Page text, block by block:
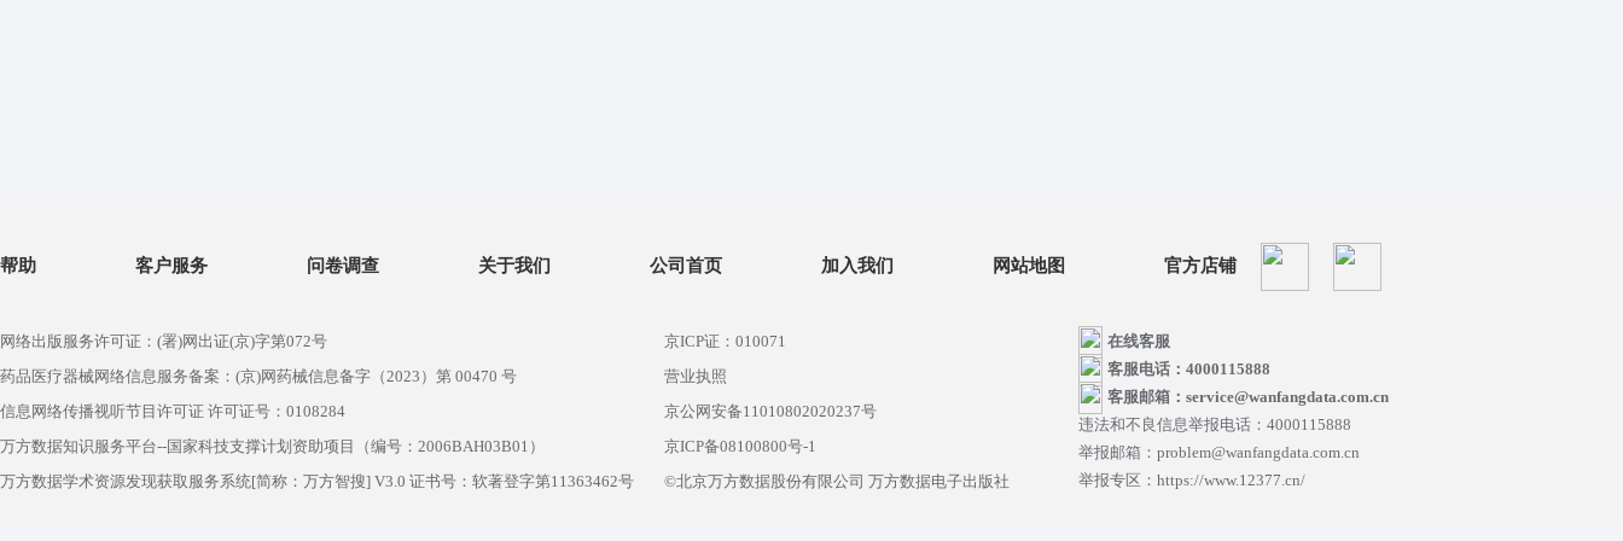
帮助 客户服务 问卷调查 关于我们 公司首页 加入我们 网站地图 官方店铺
网络出版服务许可证：(署)网出证(京)字第072号
药品医疗器械网络信息服务备案：(京)网药械信息备字（2023）第 00470 号
信息网络传播视听节目许可证 许可证号：0108284
万方数据知识服务平台--国家科技支撑计划资助项目（编号：2006BAH03B01）
万方数据学术资源发现获取服务系统[简称：万方智搜] V3.0 证书号：软著登字第11363462号
京ICP证：010071
营业执照
京公网安备11010802020237号
京ICP备08100800号-1
©北京万方数据股份有限公司 万方数据电子出版社
在线客服
客服电话：4000115888
客服邮箱：service@wanfangdata.com.cn
违法和不良信息举报电话：4000115888
举报邮箱：problem@wanfangdata.com.cn
举报专区：https://www.12377.cn/